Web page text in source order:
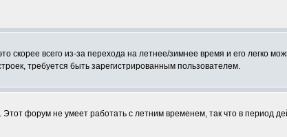
скорее всего из-за перехода на летнее/зимнее время и его легко
требуется быть зарегистрированным пользователем.
форум не умеет работать с летним временем, так что в период